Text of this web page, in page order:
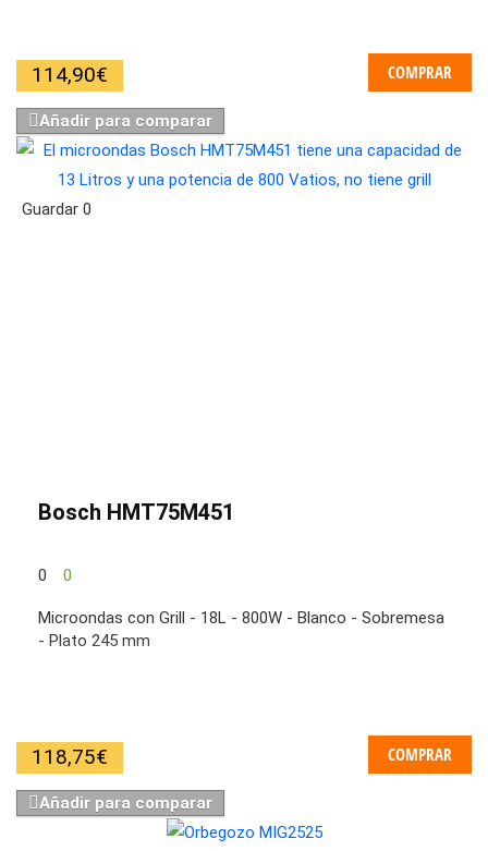
114,90€ COMPRAR
Añadir para comparar
Guardar 0
Bosch HMT75M451
0 0
Microondas con Grill - 18L - 800W - Blanco - Sobremesa
- Plato 245 mm
118,75€ COMPRAR
Añadir para comparar